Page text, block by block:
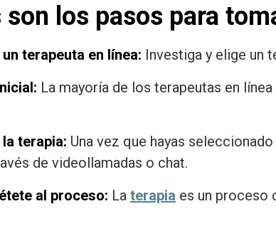
son los pasos para
terapeuta en línea: Investiga y elige un
La mayoría de los terapeutas en
terapia: Una vez que hayas
de videollamadas o chat.
al proceso: La terapia es un proceso